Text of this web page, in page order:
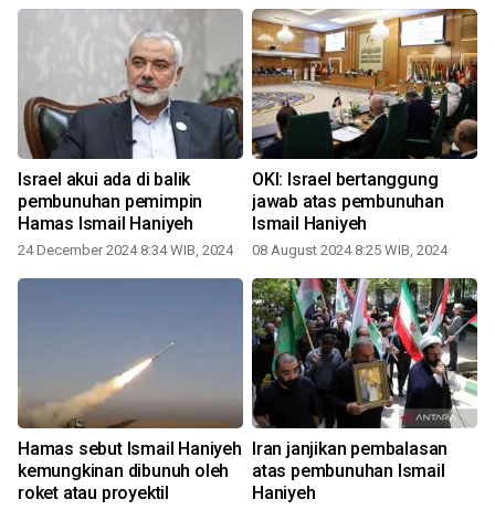
Israel akui ada di balik
pembunuhan pemimpin
Hamas Ismail Haniyeh
24 December 2024 8:34 WIB, 2024
OKI: Israel bertanggung
jawab atas pembunuhan
Ismail Haniyeh
08 August 2024 8:25 WIB, 2024
Hamas sebut Ismail Haniyeh
kemungkinan dibunuh oleh
roket atau proyektil
Iran janjikan pembalasan
atas pembunuhan Ismail
Haniyeh